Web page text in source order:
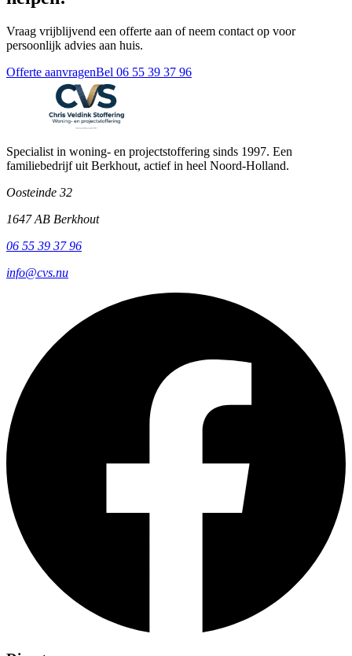
Vraag vrijblijvend een offerte aan of neem contact op voor
persoonlijk advies aan huis.
Offerte aanvragenBel 06 55 39 37 96
Specialist in woning- en projectstoffering sinds 1997. Een
familiebedrijf uit Berkhout, actief in heel Noord-Holland.
Oosteinde 32
1647 AB Berkhout
06 55 39 37 96
info@cvs.nu